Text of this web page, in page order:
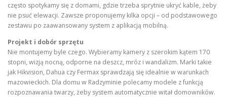
często spotykamy się z domami, gdzie trzeba sprytnie ukryć kable, żeby
nie psuć elewacji. Zawsze proponujemy kilka opcji – od podstawowego
zestawu po zaawansowany system z aplikacją mobilną.
Projekt i dobór sprzętu
Nie montujemy byle czego. Wybieramy kamery z szerokim kątem 170
stopni, wizją nocną, odporne na deszcz, mróz i wandalizm. Marki takie
jak Hikvision, Dahua czy Fermax sprawdzają się idealnie w warunkach
mazowieckich. Dla domu w Radzyminie polecamy modele z funkcją
rozpoznawania twarzy, żeby system automatycznie witał domowników.